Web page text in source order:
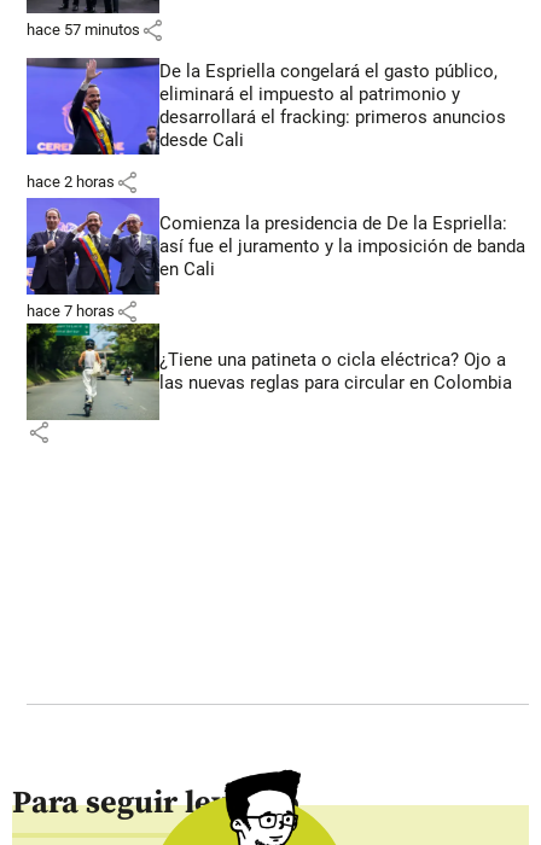
hace 57 minutos share
De la Espriella congelará el gasto público,
eliminará el impuesto al patrimonio y
desarrollará el fracking: primeros anuncios
desde Cali
hace 2 horas share
Comienza la presidencia de De la Espriella:
así fue el juramento y la imposición de banda
en Cali
hace 7 horas share
¿Tiene una patineta o cicla eléctrica? Ojo a
las nuevas reglas para circular en Colombia
share
Para seguir leyendo